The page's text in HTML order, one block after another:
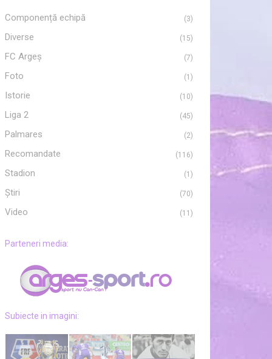
Componență echipă (3)
Diverse (15)
FC Argeș (7)
Foto (1)
Istorie (10)
Liga 2 (45)
Palmares (2)
Recomandate (116)
Stadion (1)
Ştiri (70)
Video (11)
Parteneri media:
Subiecte in imagini: